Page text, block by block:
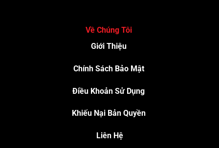
Về Chúng Tôi
Giới Thiệu
Chính Sách Bảo Mật
Điều Khoản Sử Dụng
Khiếu Nại Bản Quyền
Liên Hệ